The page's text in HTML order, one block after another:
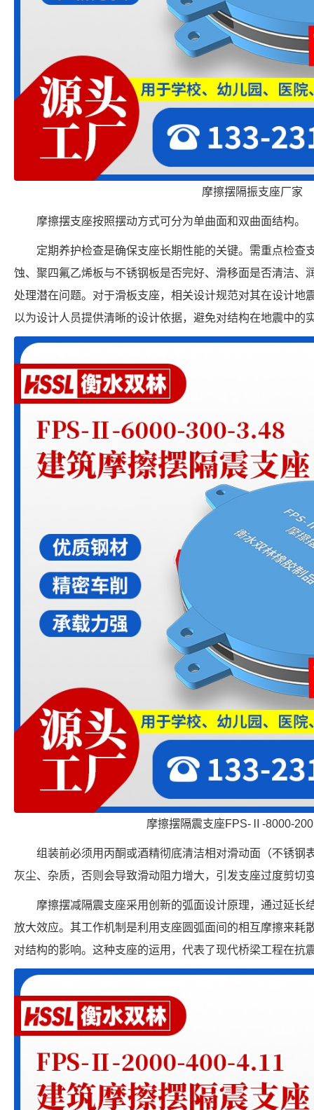
摩擦摆隔振支座厂家
摩擦摆支座按照摆动方式可分为单曲面和双曲面结构。
定期养护检查是确保支座长期性能的关键。需重点检查
蚀、聚四氟乙烯板与不锈钢板是否完好、滑移面是否清洁、
处理潜在问题。对于滑板支座，相关设计规范对其在设计地
以为设计人员提供清晰的设计依据，避免对结构在地震中的
摩擦摆隔震支座FPS-Ⅱ-8000-
组装前必须用丙酮或酒精彻底清洁相对滑动面（不锈钢
灰尘、杂质，否则会导致滑动阻力增大，引发支座过度剪切
摩擦摆减隔震支座采用创新的弧面设计原理，通过延长
放大效应。其工作机制是利用支座圆弧面间的相互摩擦来耗
对结构的影响。这种支座的运用，代表了现代桥梁工程在抗